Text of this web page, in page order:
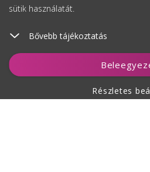
sütik használatát.
Bővebb tájékoztatás
Részletes
Kosárhoz ad